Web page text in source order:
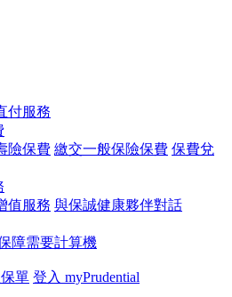
付服務
險保費 繳交一般保險保費 保費兌
值服務 與保誠健康夥伴對話
障需要計算機
保單 登入 myPrudential